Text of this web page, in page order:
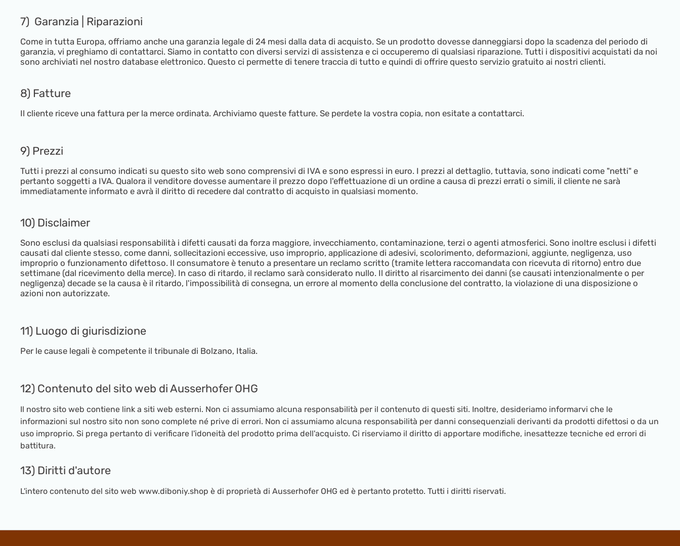
7) Garanzia | Riparazioni
Come in tutta Europa, offriamo anche una garanzia legale di 24 mesi dalla data di acquisto. Se un prodotto dovesse danneggiarsi dopo la scadenza del periodo di
garanzia, vi preghiamo di contattarci. Siamo in contatto con diversi servizi di assistenza e ci occuperemo di qualsiasi riparazione. Tutti i dispositivi acquistati da noi
sono archiviati nel nostro database elettronico. Questo ci permette di tenere traccia di tutto e quindi di offrire questo servizio gratuito ai nostri clienti.
8) Fatture
Il cliente riceve una fattura per la merce ordinata. Archiviamo queste fatture. Se perdete la vostra copia, non esitate a contattarci.
9) Prezzi
Tutti i prezzi al consumo indicati su questo sito web sono comprensivi di IVA e sono espressi in euro. I prezzi al dettaglio, tuttavia, sono indicati come "netti" e
pertanto soggetti a IVA. Qualora il venditore dovesse aumentare il prezzo dopo l'effettuazione di un ordine a causa di prezzi errati o simili, il cliente ne sarà
immediatamente informato e avrà il diritto di recedere dal contratto di acquisto in qualsiasi momento.
10) Disclaimer
Sono esclusi da qualsiasi responsabilità i difetti causati da forza maggiore, invecchiamento, contaminazione, terzi o agenti atmosferici. Sono inoltre esclusi i difetti
causati dal cliente stesso, come danni, sollecitazioni eccessive, uso improprio, applicazione di adesivi, scolorimento, deformazioni, aggiunte, negligenza, uso
improprio o funzionamento difettoso. Il consumatore è tenuto a presentare un reclamo scritto (tramite lettera raccomandata con ricevuta di ritorno) entro due
settimane (dal ricevimento della merce). In caso di ritardo, il reclamo sarà considerato nullo. Il diritto al risarcimento dei danni (se causati intenzionalmente o per
negligenza) decade se la causa è il ritardo, l'impossibilità di consegna, un errore al momento della conclusione del contratto, la violazione di una disposizione o
azioni non autorizzate.
11) Luogo di giurisdizione
Per le cause legali è competente il tribunale di Bolzano, Italia.
12) Contenuto del sito web di Ausserhofer OHG
Il nostro sito web contiene link a siti web esterni. Non ci assumiamo alcuna responsabilità per il contenuto di questi siti. Inoltre, desideriamo informarvi che le
informazioni sul nostro sito non sono complete né prive di errori. Non ci assumiamo alcuna responsabilità per danni consequenziali derivanti da prodotti difettosi o da un
uso improprio. Si prega pertanto di verificare l'idoneità del prodotto prima dell'acquisto. Ci riserviamo il diritto di apportare modifiche, inesattezze tecniche ed errori di
battitura.
13) Diritti d'autore
L'intero contenuto del sito web www.diboniy.shop è di proprietà di Ausserhofer OHG ed è pertanto protetto. Tutti i diritti riservati.